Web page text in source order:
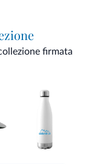
firmata